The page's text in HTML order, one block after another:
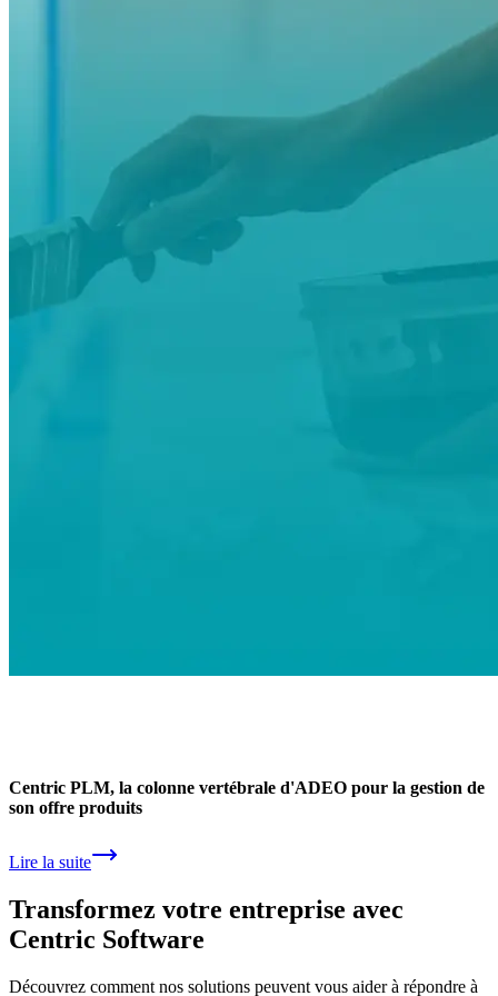
Centric PLM, la colonne vertébrale d'ADEO pour la gestion de
son offre produits
Lire la suite
Transformez votre entreprise avec
Centric Software
Découvrez comment nos solutions peuvent vous aider à répondre à